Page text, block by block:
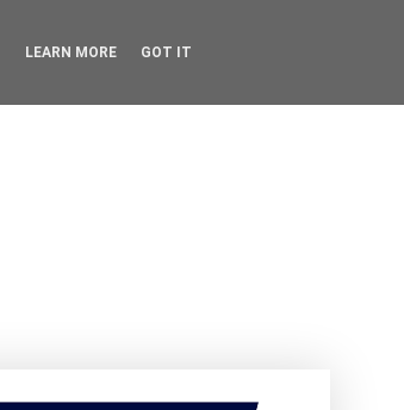
LEARN MORE GOT IT